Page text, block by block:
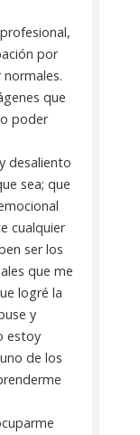
por
que
poder
desaliento
sea; que
cualquier
ser los
que me
logré la
y
estoy
de los